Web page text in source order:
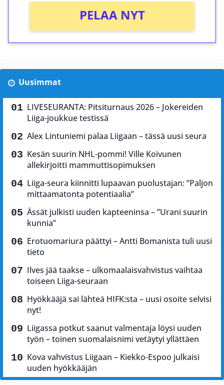
PELAA NYT
Uusimmat
LIVESEURANTA: Pitsiturnaus 2026 – Jokereiden
Liiga-joukkue testissä
Alex Lintuniemi palaa Liigaan – tässä uusi seura
Kesän suurin NHL-pommi! Ville Koivunen
allekirjoitti mammuttisopimuksen
Liiga-seura kiinnitti lupaavan puolustajan: ”Paljon
mittaamatonta potentiaalia”
Ässät julkisti uuden kapteeninsa – ”Urani suurin
kunnia”
Erotuomariura päättyi – Antti Bomanista tuli uusi
tieto
Ilves jää taakse – ulkomaalaisvahvistus vaihtaa
toiseen Liiga-seuraan
Hyökkääjä sai lähteä HIFK:sta – uusi osoite selvisi
nyt!
Liigassa potkut saanut valmentaja löysi uuden
työn – toinen suomalaisnimi vetäytyi yllättäen
Kova vahvistus Liigaan – Kiekko-Espoo julkaisi
uuden hyökkääjän